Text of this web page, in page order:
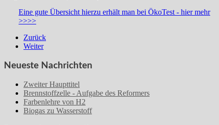
Eine gute Übersicht hierzu erhält man bei ÖkoTest - hier mehr
>>>>
Zurück
Weiter
Neueste Nachrichten
Zweiter Haupttitel
Brennstoffzelle - Aufgabe des Reformers
Farbenlehre von H2
Biogas zu Wasserstoff